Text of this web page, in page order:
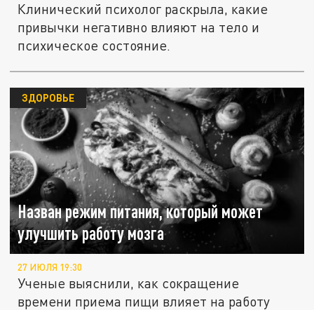
Клинический психолог раскрыла, какие
привычки негативно влияют на тело и
психическое состояние.
Назван режим питания, который может
улучшить работу мозга
ЗДОРОВЬЕ
27 ИЮЛЯ 19:30
Ученые выяснили, как сокращение
времени приема пищи влияет на работу